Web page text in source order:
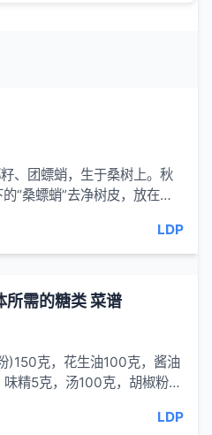
、团螵蛸，生于桑树上。秋
“桑螵蛸”去净树皮，放在蒸
LDP
所需的糖类 菜谱
)150克，花生油100克，酱油
精5克，汤100克，胡椒粉2
LDP